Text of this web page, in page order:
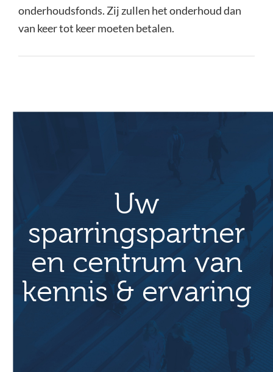
onderhoudsfonds. Zij zullen het onderhoud dan
van keer tot keer moeten betalen.
Uw
sparringspartner
en centrum van
kennis & ervaring